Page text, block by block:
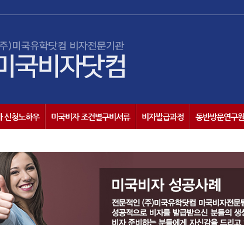
신청노하우 미국비자 조건별구비서류 비자발급과정 동반방문연구원